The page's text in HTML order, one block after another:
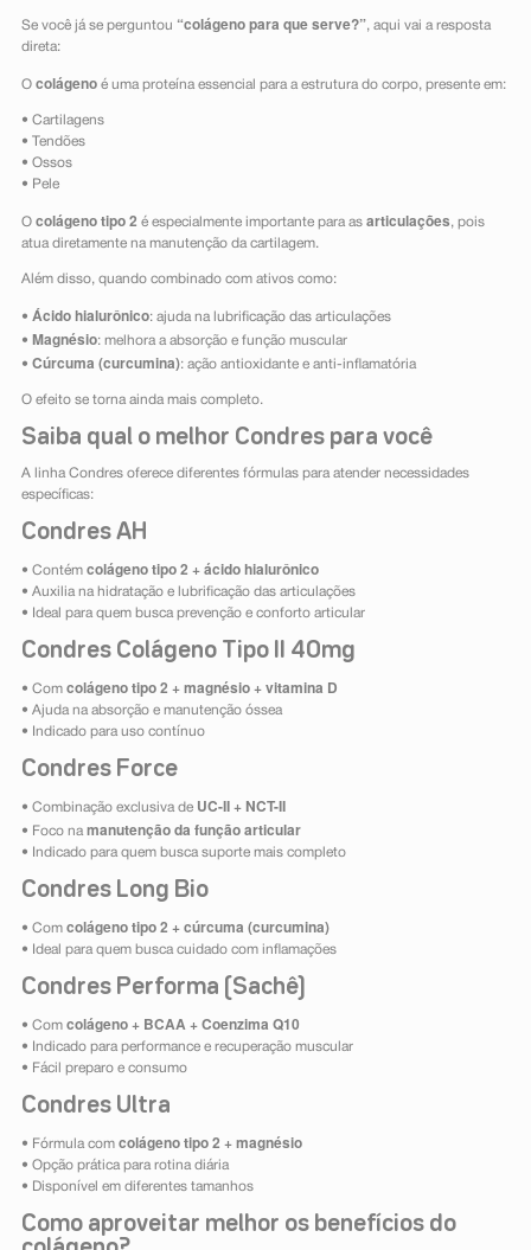
Se você já se perguntou “colágeno para que serve?”, aqui vai a resposta
direta:
O colágenoé uma proteína essencial para a estrutura do corpo, presente em:
• Cartilagens
• Tendões
• Ossos
• Pele
O colágeno tipo 2 é especialmente importante para as articulações, pois
atua diretamente na manutenção da cartilagem.
Além disso, quando combinado com ativos como:
• Ácido hialurônico: ajuda na lubrificação das articulações
• Magnésio: melhora a absorção e função muscular
• Cúrcuma (curcumina): ação antioxidante e anti-inflamatória
O efeito se torna ainda mais completo.
Saiba qual o melhor Condres para você
A linha Condres oferece diferentes fórmulas para atender necessidades
específicas:
Condres AH
• Contém colágeno tipo 2 + ácido hialurônico
• Auxilia na hidratação e lubrificação das articulações
• Ideal para quem busca prevenção e conforto articular
Condres Colágeno Tipo II 40mg
• Com colágeno tipo 2 + magnésio + vitamina D
• Ajuda na absorção e manutenção óssea
• Indicado para uso contínuo
Condres Force
• Combinação exclusiva de UC-II + NCT-II
• Foco na manutenção da função articular
• Indicado para quem busca suporte mais completo
Condres Long Bio
• Com colágeno tipo 2 + cúrcuma (curcumina)
• Ideal para quem busca cuidado com inflamações
Condres Performa (Sachê)
• Com colágeno + BCAA + Coenzima Q10
• Indicado para performance e recuperação muscular
• Fácil preparo e consumo
Condres Ultra
• Fórmula com colágeno tipo 2 + magnésio
• Opção prática para rotina diária
• Disponível em diferentes tamanhos
Como aproveitar melhor os benefícios do